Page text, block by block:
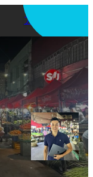
アプリを使う